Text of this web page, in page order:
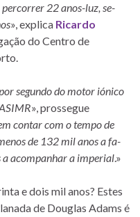
per­cor­rer 22 anos-luz, se­
», ex­plica Ricardo
do Centro de
se­gundo do mo­tor ió­nico
», pros­se­gue
con­tar com o tempo de
de 132 mil anos a fa­
a acom­pa­nhar a im­pe­rial.»
e dois mil anos? Estes
de Douglas Adams é